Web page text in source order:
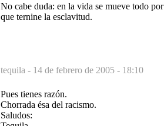
No cabe duda: en la vida se mueve todo
que ternine la esclavitud.
tequila - 14 de febrero de 2005 - 18:10
Pues tienes razón.
Chorrada ésa del racismo.
Saludos: